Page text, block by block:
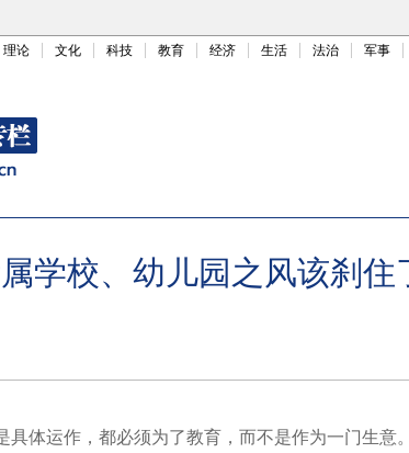
理论 文化 科技 教育 经济 生活 法治 军事
学校、幼儿园之风该刹住
具体运作，都必须为了教育，而不是作为一门生意